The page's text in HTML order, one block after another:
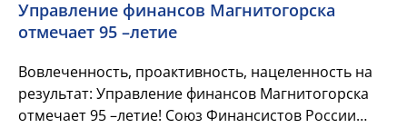
Управление финансов Магнитогорска
отмечает 95 –летие
Вовлеченность, проактивность, нацеленность на
результат: Управление финансов Магнитогорска
отмечает 95 –летие! Союз Финансистов России